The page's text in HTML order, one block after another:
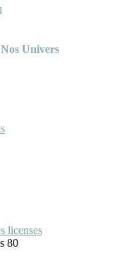
Nos Univers
licenses
80